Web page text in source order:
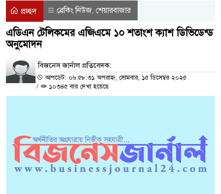
প্রচ্ছদ ব্রেকিং নিউজ, শেয়ারবাজার
এডিএন টেলিকমের এজিএমে ১০ শতাংশ ক্যাশ ডিভিডেন্ড
অনুমোদন
বিজনেস জার্নাল প্রতিবেদক:
আপডেট: ০৬:৫৮:৩১ অপরাহ্ন, সোমবার, ১৫ ডিসেম্বর ২০২৫
/
১০৩৪৫ বার দেখা হয়েছে